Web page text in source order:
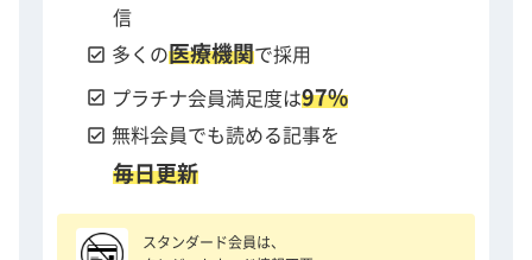
信
check_box 多くの医療機関で採用
check_box プラチナ会員満足度は97%
check_box 無料会員でも読める記事を
毎日更新
スタンダード会員は、